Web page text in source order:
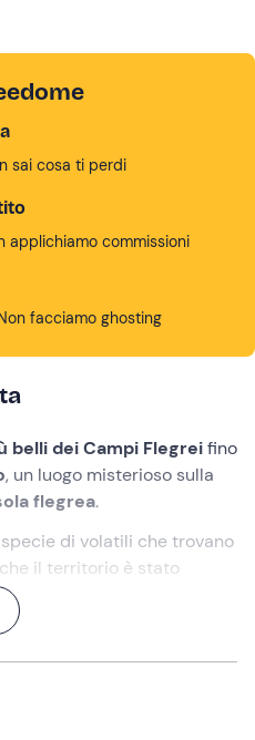
sai cosa ti perdi
applichiamo commissioni
facciamo ghosting
belli dei Campi Flegreifino
, un luogo misterioso sulla
flegrea.
di volatili che trovano
il territorio è stato
compagnia incredibili
panorama mozzafiato sul